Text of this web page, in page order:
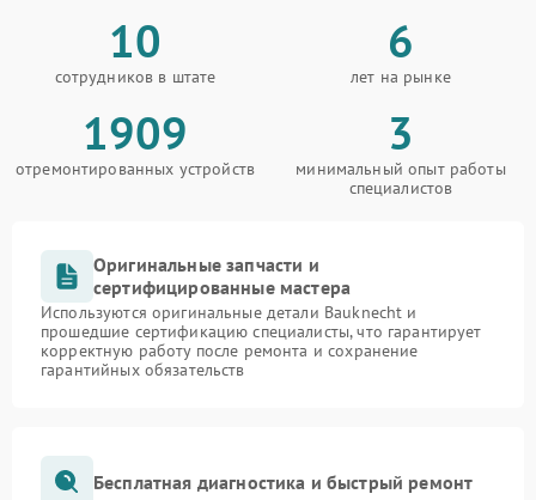
10
сотрудников в штате
6
лет на рынке
1909
отремонтированных устройств
3
минимальный опыт работы
специалистов
Оригинальные запчасти и
сертифицированные мастера
Используются оригинальные детали Bauknecht и
прошедшие сертификацию специалисты, что гарантирует
корректную работу после ремонта и сохранение
гарантийных обязательств
Бесплатная диагностика и быстрый ремонт